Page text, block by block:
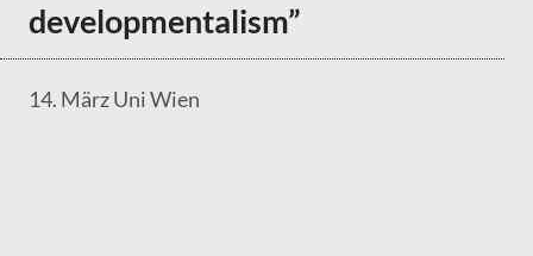
developmentalism”
14. März Uni Wien